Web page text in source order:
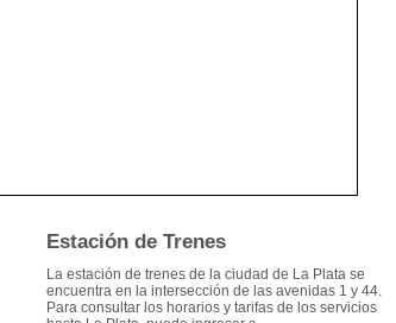
Estación de Trenes
La estación de trenes de la ciudad de La Plata se
encuentra en la intersección de las avenidas 1 y 44.
Para consultar los horarios y tarifas de los servicios